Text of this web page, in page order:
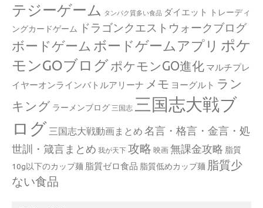
テジーゲーム
タンパク質多い食品 ダイエット
トレーディ
ングカードゲーム
ドラゴンクエストウォークブログ
ボードゲーム ボードゲームアプリ ポケ
モンGOブログ ポケモンGO進化 マルチプレ
イヤーオンラインバトルアリーナ メモ ヨーグルト ラン
キング ラーメンブログ 三国志 三国志大戦ブ
ログ 三国志大戦動画まとめ 名言・格言・金言・処
世訓・箴言まとめ 我が天下 攻略 映画 無課金攻略 脂質
10g以下のカップ麺 脂質ゼロ食品 脂質低めカップ麺 脂質少
ない食品